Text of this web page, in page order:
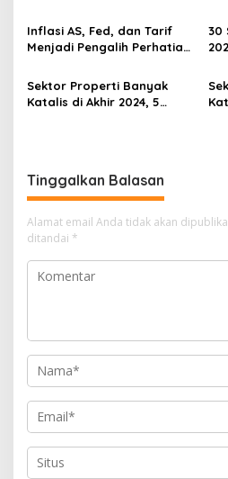
Prospeknya
Inflasi AS, Fed, dan Tarif
Menjadi Pengalih Perhatian
Keuangan
30
Sektor Properti Banyak
Katalis di Akhir 2024, 5
Tinggalkan Balasan
Alamat email Anda tidak akan
ditandai *